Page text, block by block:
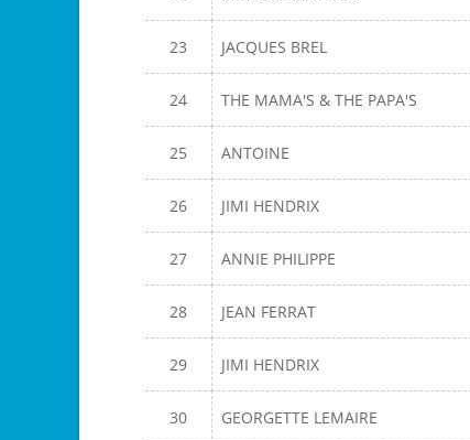
23 JACQUES BREL
24 THE MAMA'S & THE PAPA'S
25 ANTOINE
26 JIMI HENDRIX
27 ANNIE PHILIPPE
28 JEAN FERRAT
29 JIMI HENDRIX
30 GEORGETTE LEMAIRE